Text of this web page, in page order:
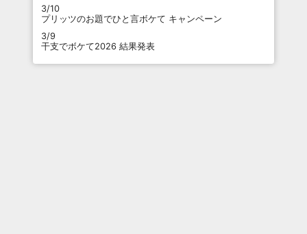
3/10
プリッツのお題でひと言ボケて キャンペーン
3/9
干支でボケて2026 結果発表